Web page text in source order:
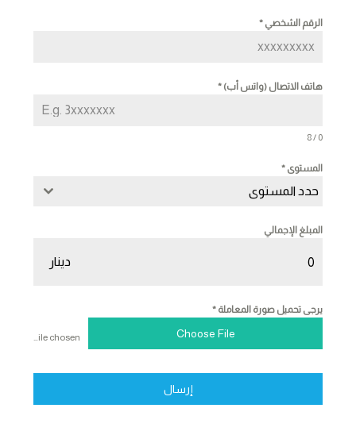
الرقم الشخصي *
هاتف الاتصال (واتس أب) *
0 / 8
المستوى *
حدد المستوى
المبلغ الإجمالي
دينار
يرجى تحميل صورة المعاملة *
Choose File
No file chosen
إرسال